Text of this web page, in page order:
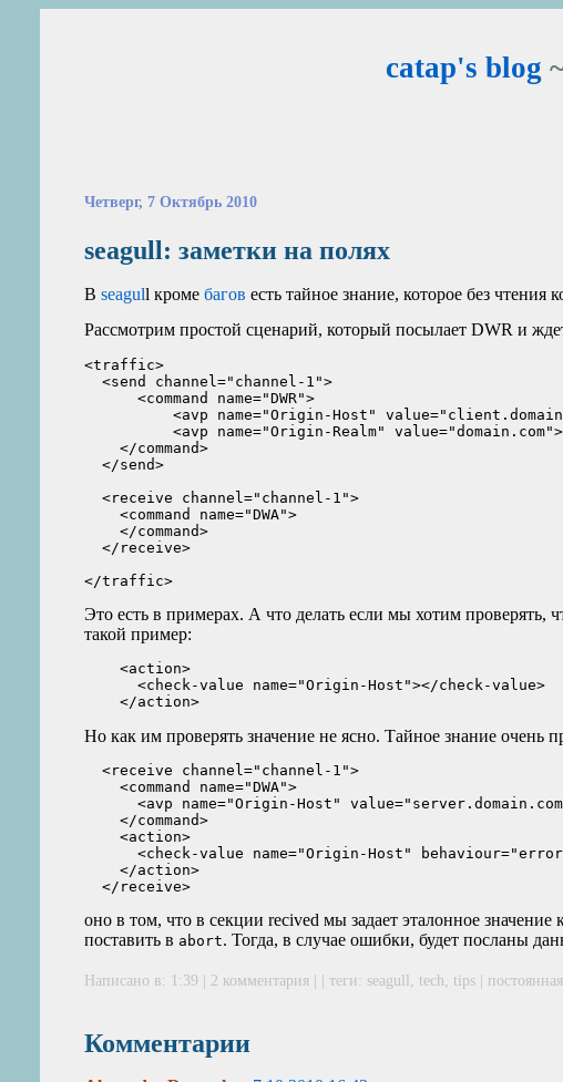
catap's blog
Четверг, 7 Октябрь 2010
seagull: заметки на полях
Вseagull кромебагов есть тайное знание, которое без чтения
Рассмотрим простой сценарий, который посылаетDWR и
<traffic>
  <send channel="channel-1">
      <command name="DWR">
<avp name="Origin-Host"
<avp name="Origin-Realm"
    </command>
  </send>
  <receive channel="channel-1">
    <command name="DWA">
    </command>
  </receive>
Это есть в примерах. А что делать если мы хотим проверять,
такой пример:
    <action>
      <check-value name="Origin-Host"></check-value>
Но как им проверять значение не ясно. Тайное знание очень
  <receive channel="channel-1">
    <command name="DWA">
<avp name="Origin-Host"
    </command>
    <action>
<check-value name="Origin-Host"
    </action>
оно в том, что в секции recived мы задает эталонное
поставить в abort. Тогда, в случае ошибки, будет посланы
Написано в: 1:39 | 2 комментария | | теги: seagull tech tips |
Комментарии